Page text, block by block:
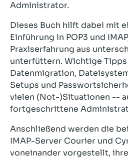
Administrator.
Dieses Buch hilft dabei mit
Einführung in POP3 und
Praxiserfahrung aus
unterfüttern. Wichtige Tipps
Datenmigration,
Setups und
vielen (Not-)Situationen --
fortgeschrittene
Anschließend werden die
IMAP-Server Courier und
voneinander vorgestellt,